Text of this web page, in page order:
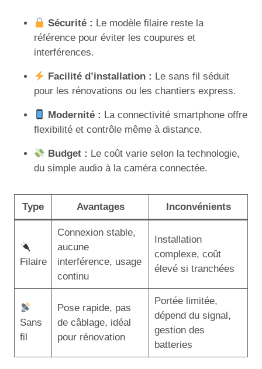
Sécurité : Le modèle filaire reste la
référence pour éviter les coupures et
interférences.
Facilité d’installation : Le sans fil séduit
pour les rénovations ou les chantiers express.
Modernité : La connectivité smartphone offre
flexibilité et contrôle même à distance.
Budget : Le coût varie selon la technologie,
du simple audio à la caméra connectée.
Type Avantages Inconvénients
Filaire
Connexion stable,
aucune
interférence, usage
continu
Installation
complexe, coût
élevé si tranchées
Sans
fil
Pose rapide, pas
de câblage, idéal
pour rénovation
Portée limitée,
dépend du signal,
gestion des
batteries